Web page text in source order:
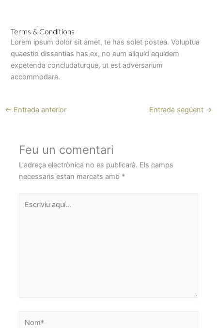
Terms & Conditions
Lorem ipsum dolor sit amet, te has solet postea. Voluptua
quaestio dissentias has ex, no eum aliquid equidem
expetenda concludaturque, ut est adversarium
accommodare.
← Entrada anterior Entrada següent →
Feu un comentari
L'adreça electrònica no es publicarà. Els camps
necessaris estan marcats amb *
aquí…